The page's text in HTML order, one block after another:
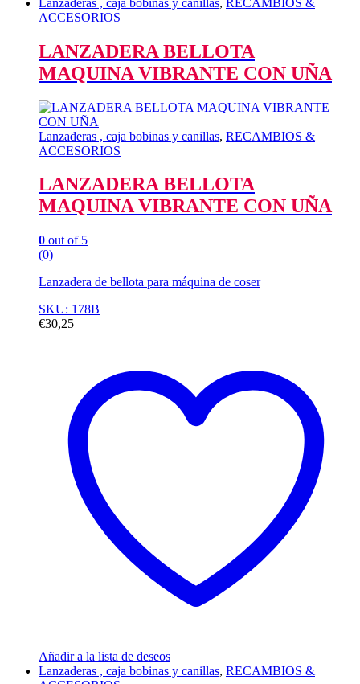
ACCESORIOS
LANZADERA BELLOTA
MAQUINA VIBRANTE CON UÑA
Lanzaderas , caja bobinas y canillas, RECAMBIOS &
ACCESORIOS
LANZADERA BELLOTA
MAQUINA VIBRANTE CON UÑA
0 out of 5
(0)
Lanzadera de bellota para máquina de coser
SKU: 178B
€30,25
Añadir a la lista de deseos
Lanzaderas , caja bobinas y canillas, RECAMBIOS &